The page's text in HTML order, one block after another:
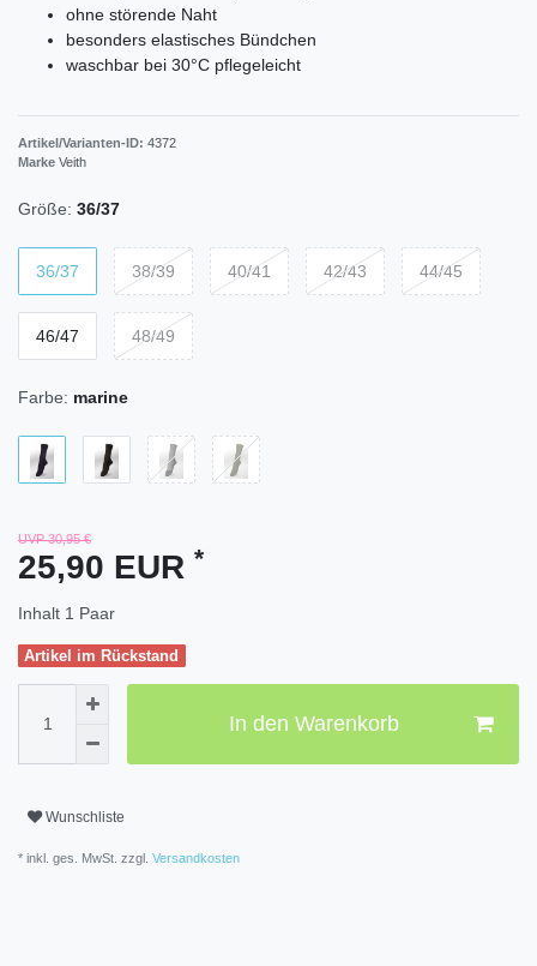
ohne störende Naht
besonders elastisches Bündchen
waschbar bei 30°C pflegeleicht
Artikel/Varianten-ID: 4372
Marke Veith
Größe: 36/37
36/37 38/39 40/41 42/43 44/45
46/47 48/49
Farbe: marine
UVP 30,95 €
25,90 EUR *
Inhalt 1 Paar
Artikel im Rückstand
In den Warenkorb
Wunschliste
* inkl. ges. MwSt. zzgl. Versandkosten